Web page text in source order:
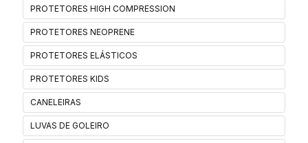
PROTETORES HIGH COMPRESSION
PROTETORES NEOPRENE
PROTETORES ELÁSTICOS
PROTETORES KIDS
CANELEIRAS
LUVAS DE GOLEIRO